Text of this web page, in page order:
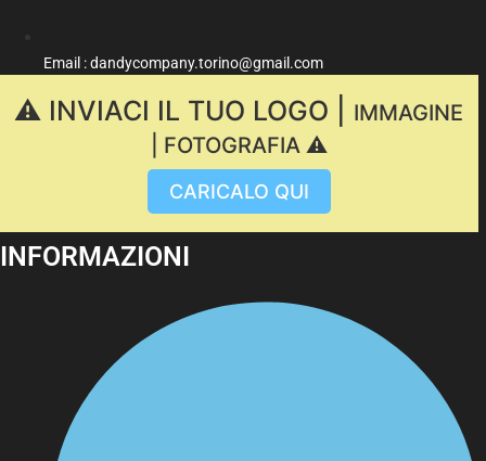
Email : dandycompany.torino@gmail.com
⚠️ INVIACI IL TUO LOGO |
IMMAGINE
| FOTOGRAFIA ⚠️
CARICALO QUI
INFORMAZIONI